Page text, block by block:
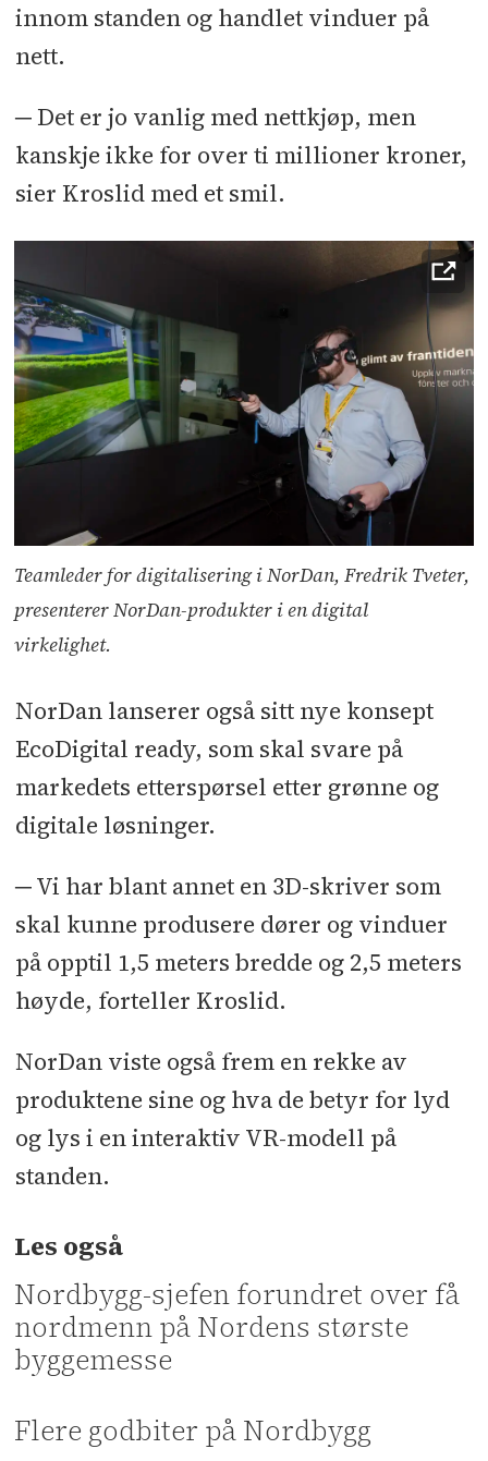
innom standen og handlet vinduer på
nett.
─ Det er jo vanlig med nettkjøp, men
kanskje ikke for over ti millioner kroner,
sier Kroslid med et smil.
Teamleder for digitalisering i NorDan, Fredrik Tveter,
presenterer NorDan-produkter i en digital
virkelighet.
NorDan lanserer også sitt nye konsept
EcoDigital ready, som skal svare på
markedets etterspørsel etter grønne og
digitale løsninger.
─ Vi har blant annet en 3D-skriver som
skal kunne produsere dører og vinduer
på opptil 1,5 meters bredde og 2,5 meters
høyde, forteller Kroslid.
NorDan viste også frem en rekke av
produktene sine og hva de betyr for lyd
og lys i en interaktiv VR-modell på
standen.
Les også
Nordbygg-sjefen forundret over få
nordmenn på Nordens største
byggemesse
Flere godbiter på Nordbygg